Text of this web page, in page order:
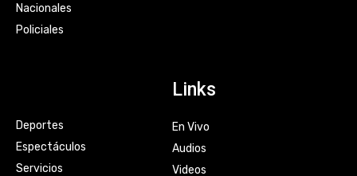
Nacionales
Policiales
Deportes
Espectáculos
Servicios
Links
En Vivo
Audios
Videos